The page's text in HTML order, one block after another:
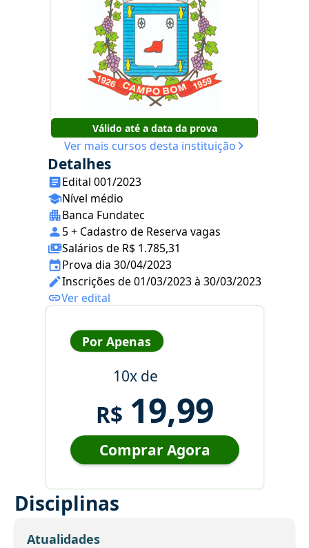
Válido até a data da prova
Ver mais cursos desta instituição
Detalhes
Edital 001/2023
Nível médio
Banca Fundatec
5 + Cadastro de Reserva vagas
Salários de R$ 1.785,31
Prova dia 30/04/2023
Inscrições de 01/03/2023 à 30/03/2023
Ver edital
Por Apenas
10x de
R$ 19,99
Comprar Agora
Disciplinas
Atualidades